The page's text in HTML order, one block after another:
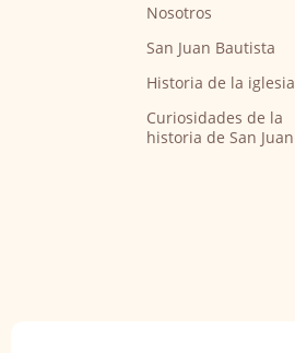
Nosotros
San Juan Bautista
Historia de la iglesia
Curiosidades de la
historia de San Juan